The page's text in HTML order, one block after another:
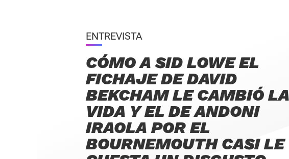
ENTREVISTA
CÓMO A SID LOWE EL
FICHAJE DE DAVID
BEKCHAM LE CAMBIÓ LA
VIDA Y EL DE ANDONI
IRAOLA POR EL
BOURNEMOUTH CASI LE